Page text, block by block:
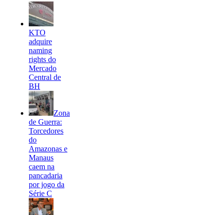
KTO
adquire
naming
rights do
Mercado
Central de
BH
Zona
de Guerra:
Torcedores
do
Amazonas e
Manaus
caem na
pancadaria
por jogo da
Série C